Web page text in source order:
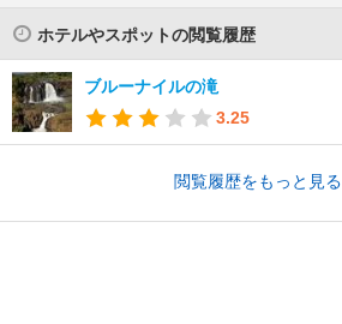
ホテルやスポットの閲覧履歴
ブルーナイルの滝
3.25
閲覧履歴をもっと見る